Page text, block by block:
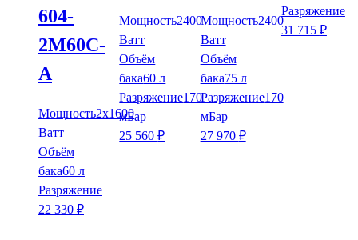
604-
2M60C-
A
Мощность2x1600
Ватт
Объём
бака60 л
Разряжение
22 330 ₽
Мощность2400
Ватт
Объём
бака60 л
Разряжение170
мБар
25 560₽
Мощность2400
Ватт
Объём
бака75 л
Разряжение170
мБар
27 970 ₽
Разряжение
31 715 ₽